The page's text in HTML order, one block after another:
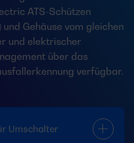
ATS-Schützen
Gehäuse vom gleichen
und elektrischer
über das
verfügbar.
Umschalter